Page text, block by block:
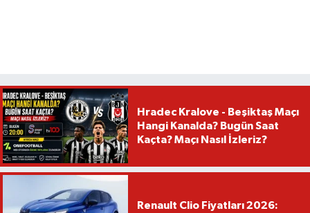
Hradec Kralove - Beşiktaş Maçı
Hangi Kanalda? Bugün Saat
Kaçta? Maçı Nasıl İzleriz?
Renault Clio Fiyatları 2026: